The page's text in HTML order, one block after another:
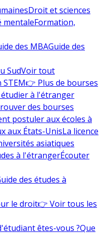
Droit et sciences
mentaleFormation,
des MBAGuide des
SudVoir tout
STEM👉 Plus de bourses
à l'étranger
des bourses
postuler aux écoles à
aux États-UnisLa licence
asiatiques
à l'étrangerÉcouter
des études à
le droit👉 Voir tous les
êtes-vous ?Que